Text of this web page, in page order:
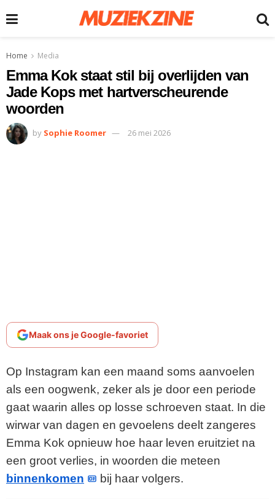
Home Media
Emma Kok staat stil bij overlijden van
Jade Kops met hartverscheurende
woorden
by Sophie Roomer 26 mei 2026
Maak ons je Google-favoriet
Op Instagram kan een maand soms aanvoelen
als een oogwenk, zeker als je door een periode
gaat waarin alles op losse schroeven staat. In die
wirwar van dagen en gevoelens deelt zangeres
Emma Kok opnieuw hoe haar leven eruitziet na
een groot verlies, in woorden die meteen
binnenkomen
bij haar volgers.